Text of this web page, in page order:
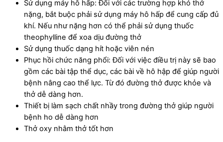
Sử dụng máy hô hấp: Đối với các trường hợp khó thở
nặng, bắt buộc phải sử dụng máy hô hấp để cung cấp đủ
khí. Nếu như nặng hơn có thể phải sử dụng thuốc
theophylline để xoa dịu đường thở
Sử dụng thuốc dạng hít hoặc viên nén
Phục hồi chức năng phổi: Đối với việc điều trị này sẽ bao
gồm các bài tập thể dục, các bài về hô hập để giúp người
bệnh nâng cao thể lực. Từ đó đường thở được khỏe và
thở dễ dàng hơn.
Thiết bị làm sạch chất nhầy trong đường thở giúp người
bệnh ho dễ dàng hơn
Thở oxy nhằm thở tốt hơn